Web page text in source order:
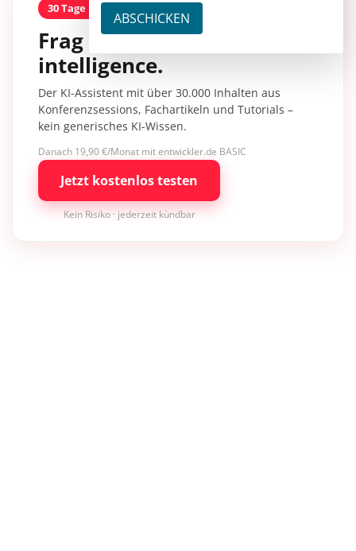
30 Tage kostenlos
Frag entwickler
intelligence.
Der KI-Assistent mit über 30.000 Inhalten aus
Konferenzsessions, Fachartikeln und Tutorials –
kein generisches KI-Wissen.
Danach 19,90 €/Monat mit entwickler.de BASIC
Jetzt kostenlos testen
Kein Risiko · jederzeit kündbar